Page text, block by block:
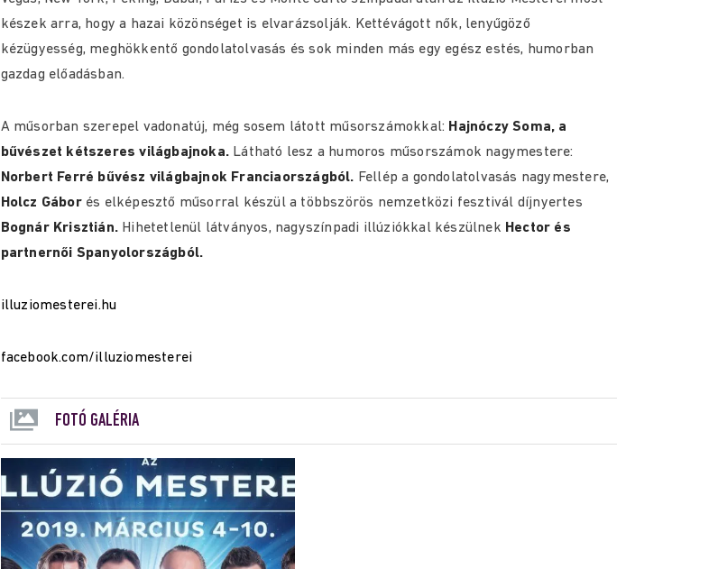
készek arra, hogy a hazai közönséget is elvarázsolják. Kettévágott nők, lenyűgöző
kézügyesség, meghökkentő gondolatolvasás és sok minden más egy egész estés, humorban
gazdag előadásban.
A műsorban szerepel vadonatúj, még sosem látott műsorszámokkal: Hajnóczy Soma, a
bűvészet kétszeres világbajnoka. Látható lesz a humoros műsorszámok nagymestere:
Norbert Ferré bűvész világbajnok Franciaországból. Fellép a gondolatolvasás nagymestere,
Holcz Gáborés elképesztő műsorral készül a többszörös nemzetközi fesztivál díjnyertes
Bognár Krisztián. Hihetetlenül látványos, nagyszínpadi illúziókkal készülnek Hector és
partnernői Spanyolországból.
illuziomesterei.hu
facebook.com/illuziomesterei
FOTÓ GALÉRIA